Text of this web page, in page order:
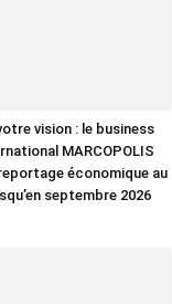
vision : le business
MARCOPOLIS
économique au
septembre 2026